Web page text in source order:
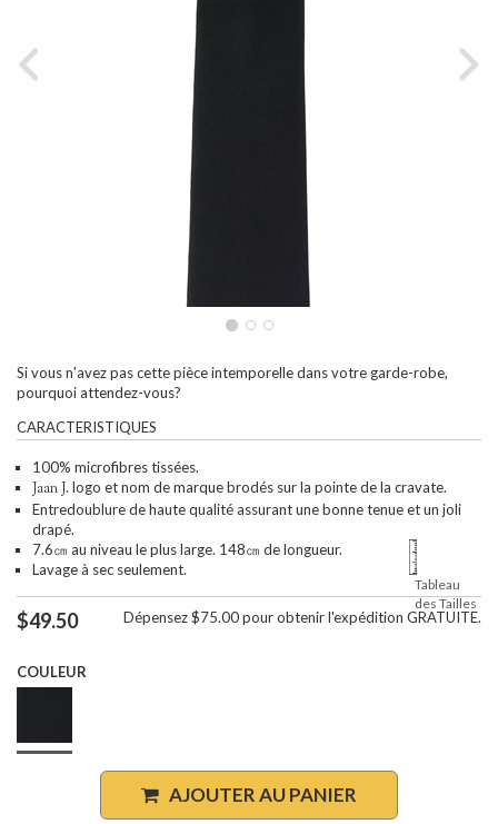
Si vous n'avez pas cette pièce intemporelle dans votre garde-robe,
pourquoi attendez-vous?
CARACTERISTIQUES
100% microfibres tissées.
Jaan J.logo et nom de marque brodés sur la pointe de la cravate.
Entredoublure de haute qualité assurant une bonne tenue et un joli
drapé.
7.6㎝ au niveau le plus large. 148㎝ de longueur.
Tableau
des Tailles
Lavage à sec seulement.
$49.50 Dépensez $75.00 pour obtenir l'expédition GRATUITE.
COULEUR
AJOUTER AU PANIER